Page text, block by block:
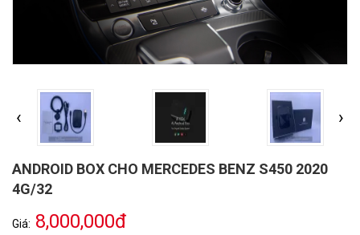
‹ ›
ANDROID BOX CHO MERCEDES BENZ S450 2020
4G/32
Giá: 8,000,000đ